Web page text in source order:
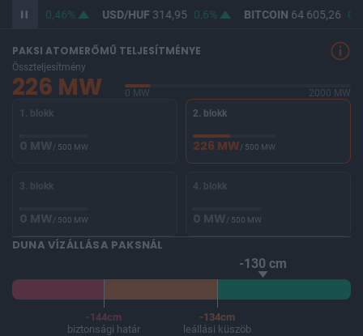
363,41 0,46% USD/HUF314,95 0,6% BITCOIN64 605,26 0%
PAKSI ATOMERŐMŰ TELJESÍTMÉNYE
Összteljesítmény
226 MW 0 MW
2000 MW
1. blokk
0 MW/ 500 MW
2. blokk
226 MW/ 500 MW
3. blokk
0 MW/ 500 MW
4. blokk
0 MW/ 500 MW
DUNA VÍZÁLLÁSA PAKSNÁL
-130 cm
-144cm
biztonsági határ
-134cm
leállási küszöb